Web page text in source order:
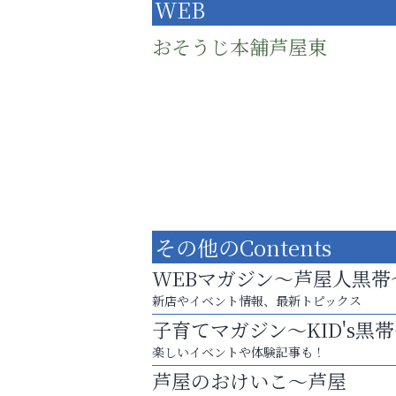
WEB
おそうじ本舗芦屋東
梅雨でカビが繁殖する前に！
エアコン掃除は“今”が最適
南芦屋浜皮膚科クリニック
その他のContents
WEBマガジン～芦屋人黒帯
新店やイベント情報、最新トピックス
子育てマガジン～KID's黒
楽しいイベントや体験記事も！
芦屋のおけいこ～芦屋